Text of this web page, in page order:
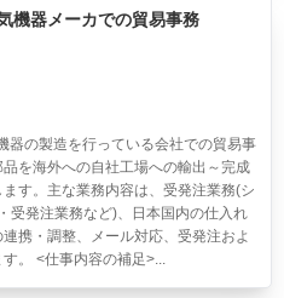
機器メーカでの貿易事務
器の製造を行っている会社での貿易事
を海外への自社工場への輸出～完成
す。主な業務内容は、受発注業務(シ
受発注業務など)、日本国内の仕入れ
携・調整、メール対応、受発注およ
。 <仕事内容の補足>...